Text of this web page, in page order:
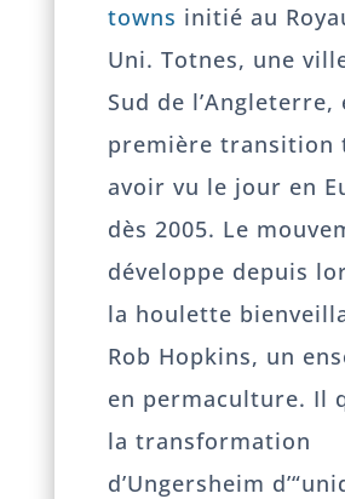
towns initié au
Uni. Totnes, une
Sud de l’Angleterre,
première transition
avoir vu le jour en
dès 2005. Le
développe depuis
la houlette
Rob Hopkins, un
en permaculture. Il
la transformation
d’Ungersheim